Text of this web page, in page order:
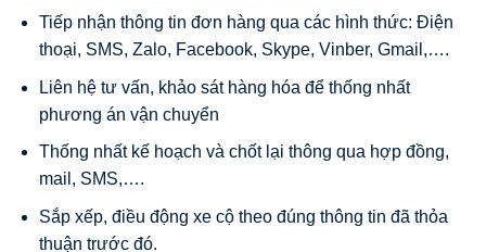
Tiếp nhận thông tin đơn hàng qua các hình thức: Điện
thoại, SMS, Zalo, Facebook, Skype, Vinber, Gmail,….
Liên hệ tư vấn, khảo sát hàng hóa để thống nhất
phương án vận chuyển
Thống nhất kế hoạch và chốt lại thông qua hợp đồng,
mail, SMS,….
Sắp xếp, điều động xe cộ theo đúng thông tin đã thỏa
thuận trước đó.